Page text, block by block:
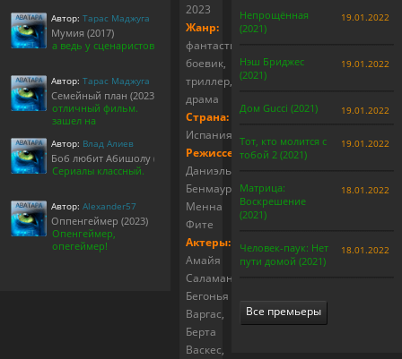
2023
Жанр:
фантастика,
боевик,
триллер,
драма
Страна:
Испания
Режиссер:
Даниэль
Бенмаур,
Менна
Фите
Актеры:
Амайя
Саламанка,
Бегонья
Варгас,
Берта
Васкес,
Автор: Тарас Маджуга
Мумия (2017)
а ведь у сценаристов
Автор: Тарас Маджуга
Семейный план (2023)
отличный фильм.
зашел на
Автор: Влад Алиев
Боб любит Абишолу (1-5 сезон)
Сериалы классный.
Автор: Alexander57
Оппенгеймер (2023)
Опенгеймер,
опегеймер!
Непрощённая
(2021)
19.01.2022
Нэш Бриджес
(2021)
19.01.2022
Дом Gucci (2021) 19.01.2022
Тот, кто молится с
тобой 2 (2021)
19.01.2022
Матрица:
Воскрешение
(2021)
18.01.2022
Человек-паук: Нет
пути домой (2021)
18.01.2022
Все премьеры